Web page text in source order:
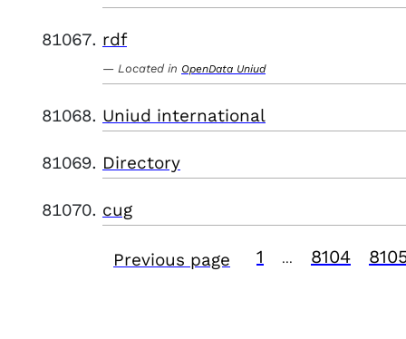
rdf
Located in OpenData Uniud
Uniud international
Directory
cug
Previous page 1 8104